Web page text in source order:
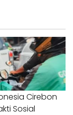
Cirebon
Sosial